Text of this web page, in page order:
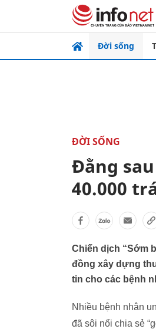
Đời sống
ĐỜI SỐNG
Đằng
40.000
Chiến dịch “Sớm
đồng xây dựng
tin cho các bệnh
Nhiều bệnh nhân
đã sôi nổi chia sẻ